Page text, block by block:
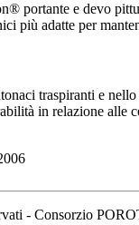
portante e devo
più adatte per
traspiranti e
in relazione alle
- Consorzio